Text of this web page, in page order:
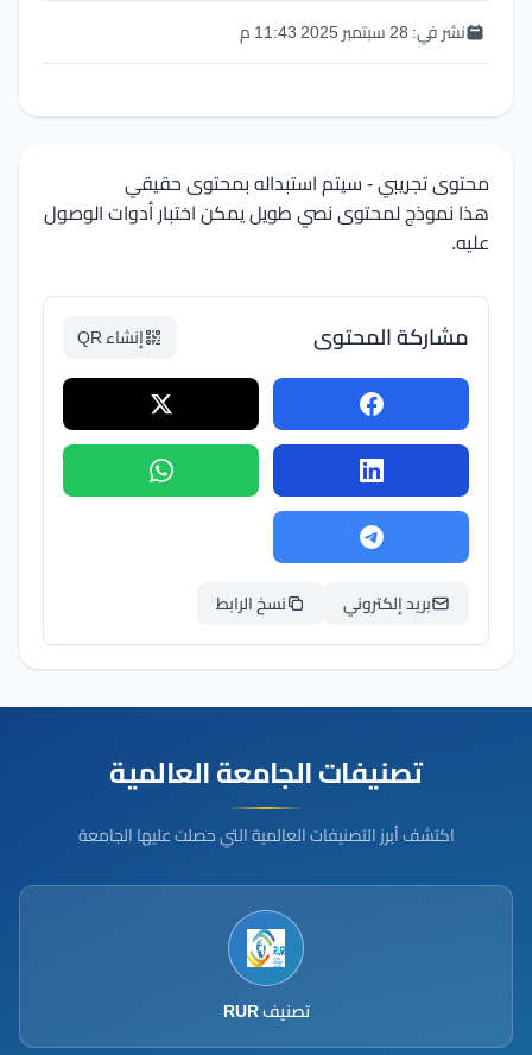
نشر في:28 سبتمبر 2025 11:43 م
محتوى تجريبي - سيتم استبداله بمحتوى حقيقي
هذا نموذج لمحتوى نصي طويل يمكن اختبار أدوات الوصول
عليه.
مشاركة المحتوى إنشاء QR
بريد إلكتروني نسخ الرابط
تصنيفات الجامعة العالمية
اكتشف أبرز التصنيفات العالمية التي حصلت عليها الجامعة
تصنيف RUR